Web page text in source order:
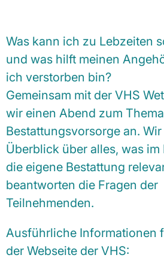
Was kann ich zu Lebzeiten
und was hilft meinen
ich verstorben bin?
Gemeinsam mit der VHS
wir einen Abend zum Thema
Bestattungsvorsorge an.
Überblick über alles, was
die eigene Bestattung
beantworten die Fragen der
Teilnehmenden.
Ausführliche Informationen
der Webseite der VHS: